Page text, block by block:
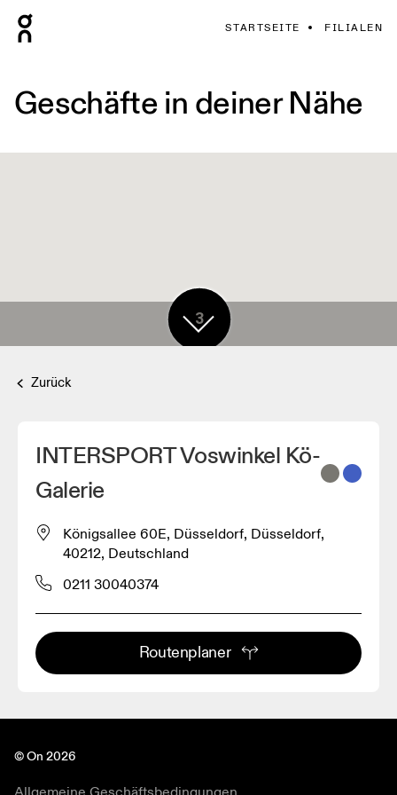
STARTSEITE FILIALEN
Geschäfte in deiner Nähe
3
Zurück
INTERSPORT Voswinkel Kö-
Galerie
Königsallee 60E, Düsseldorf, Düsseldorf,
40212, Deutschland
0211 30040374
Routenplaner
© On 2026